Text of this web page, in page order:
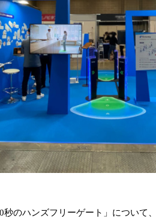
のハンズフリーゲート」について